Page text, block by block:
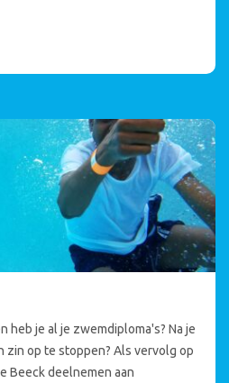
heb je al je zwemdiploma's? Na je
zin op te stoppen? Als vervolg op
Beeck deelnemen aan